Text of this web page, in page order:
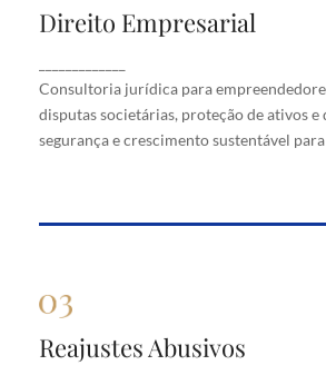
Direito Empresarial
Consultoria jurídica para
disputas societárias, proteção de ativos
segurança e crescimento sustentável para
Direito Empresarial
contratos, disputas societárias,
e direitos, garantindo segurança e
sustentável para o seu
Reajustes AbusivosReajustes Abusivos